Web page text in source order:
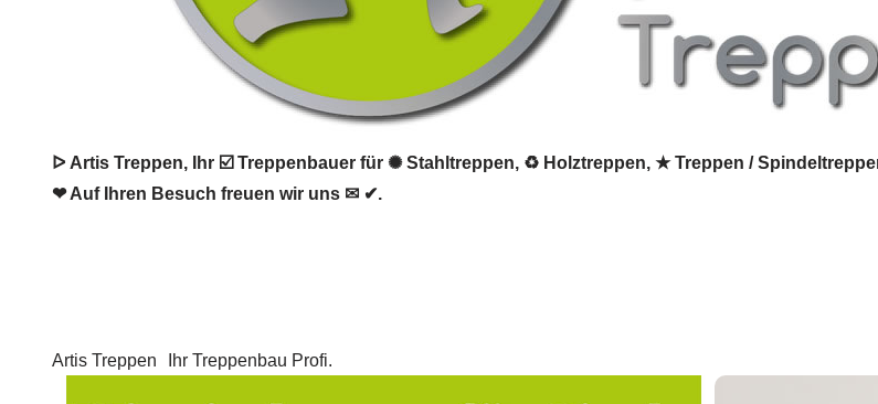
ᐅ Artis Treppen, Ihr ☑️ Treppenbauer für ✺ Stahltreppen, ♻ Holztreppen, ★ Treppen /
❤ Auf Ihren Besuch freuen wir uns ✉ ✔.
Artis Treppen Ihr Treppenbau Profi.